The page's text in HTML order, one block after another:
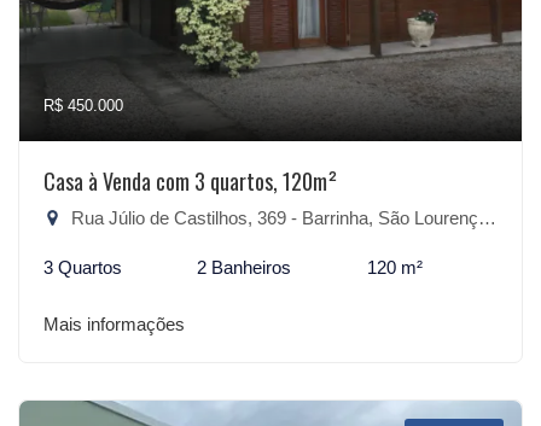
R$ 450.000
Casa à Venda com 3 quartos, 120m²
Rua Júlio de Castilhos, 369 - Barrinha, São Lourenço do Sul-RS
3 Quartos 2 Banheiros 120 m²
Mais informações